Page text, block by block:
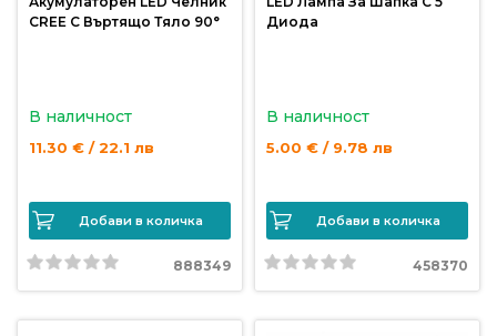
CREE С Въртящо Тяло 90°
В наличност
11.30 € / 22.1 лв
Добави в количка
888349
Диода
В наличност
5.00 € / 9.78 лв
Добави в количка
458370